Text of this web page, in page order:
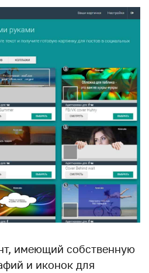
имеющий собственную
и иконок для